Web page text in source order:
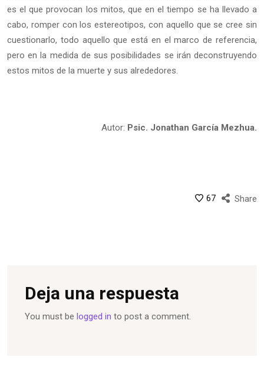
es el que provocan los mitos, que en el tiempo se ha llevado a
cabo, romper con los estereotipos, con aquello que se cree sin
cuestionarlo, todo aquello que está en el marco de referencia,
pero en la medida de sus posibilidades se irán deconstruyendo
estos mitos de la muerte y sus alrededores.
Autor: Psic. Jonathan García Mezhua.
Share
67
Deja una respuesta
You must be logged in to post a comment.